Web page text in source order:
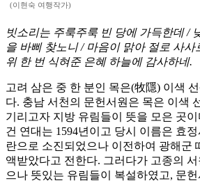
(이현숙 여행작가)
빗소리는 주룩주룩 빈 당에 가득한데 /
을 바삐 찾노니 / 마음이 맑아 절로 사사
위 한 번 식혀준 은혜 하늘에 감사하네.
고려 삼은 중 한 분인 목은(牧隱) 이색
다. 충남 서천의 문헌서원은 목은 이색
기리고자 지방 유림들이 뜻을 모은 곳
건 연대는 1594년이고 당시 이름은 효
란으로 소진되었으나 이전하여 광해군
액받았다고 전한다. 그러다가 고종의
으나 뜻있는 유림들이 복설하였고, 문